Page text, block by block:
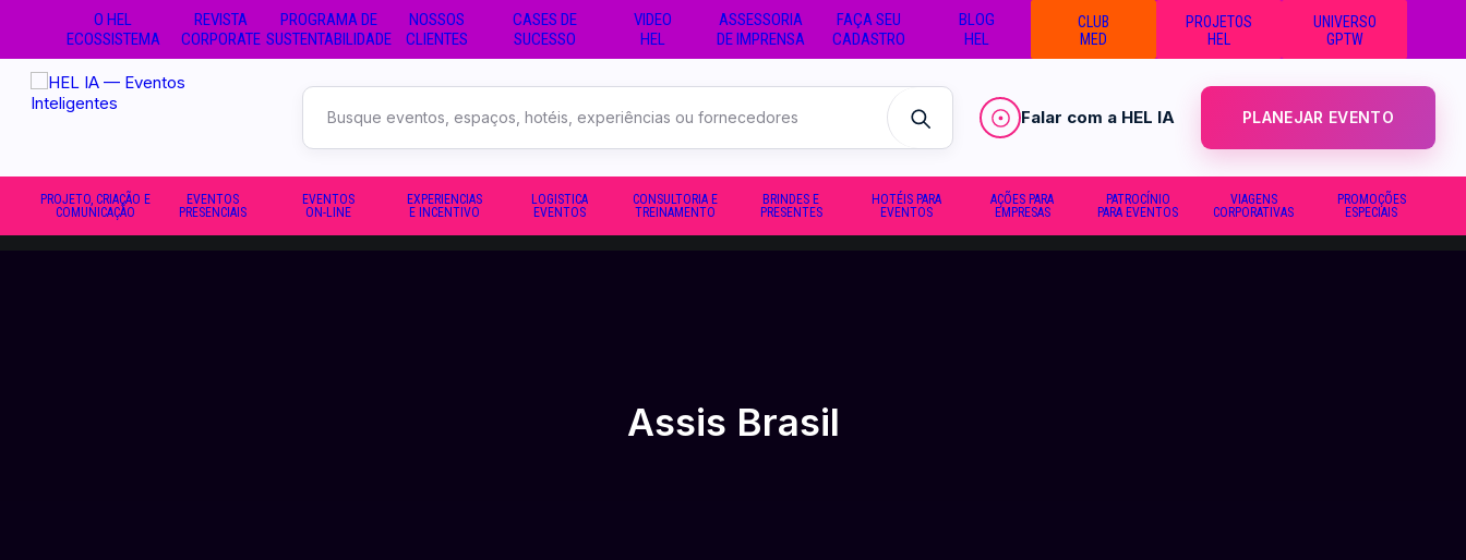
O HEL
ECOSSISTEMA
REVISTA
CORPORATE
PROGRAMA DE
SUSTENTABILIDADE
NOSSOS
CLIENTES
CASES DE
SUCESSO
VIDEO
HEL
ASSESSORIA
DE IMPRENSA
FAÇA SEU
CADASTRO
BLOG
HEL
CLUB
MED
PROJETOS
HEL
UNIVERSO
GPTW
Falar com a HEL IA PLANEJAR EVENTO
PROJETO, CRIAÇÃO E
COMUNICAÇÃO
EVENTOS
PRESENCIAIS
EVENTOS
ON-LINE
EXPERIENCIAS
E INCENTIVO
LOGISTICA
EVENTOS
CONSULTORIA E
TREINAMENTO
BRINDES E
PRESENTES
HOTÉIS PARA
EVENTOS
AÇÕES PARA
EMPRESAS
PATROCÍNIO
PARA EVENTOS
VIAGENS
CORPORATIVAS
PROMOÇÕES
ESPECIAIS
Assis Brasil